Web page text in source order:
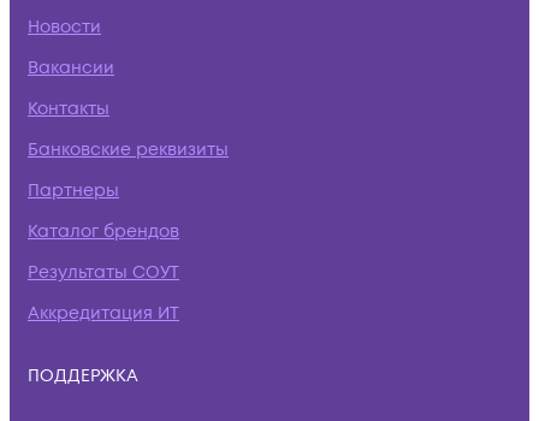
Новости
Вакансии
Контакты
Банковские реквизиты
Партнеры
Каталог брендов
Результаты СОУТ
Аккредитация ИТ
ПОДДЕРЖКА